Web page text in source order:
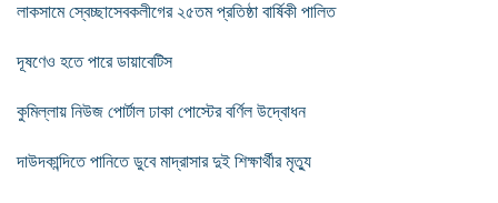
লাকসামে স্বেচ্ছাসেবকলীগের ২৫তম প্রতিষ্ঠা বার্ষিকী পালিত
দূষণেও হতে পারে ডায়াবেটিস
কুমিল্লায় নিউজ পোর্টাল ঢাকা পোস্টের বর্ণিল উদ্বোধন
দাউদকান্দিতে পানিতে ডুবে মাদ্রাসার দুই শিক্ষার্থীর মৃত্যু